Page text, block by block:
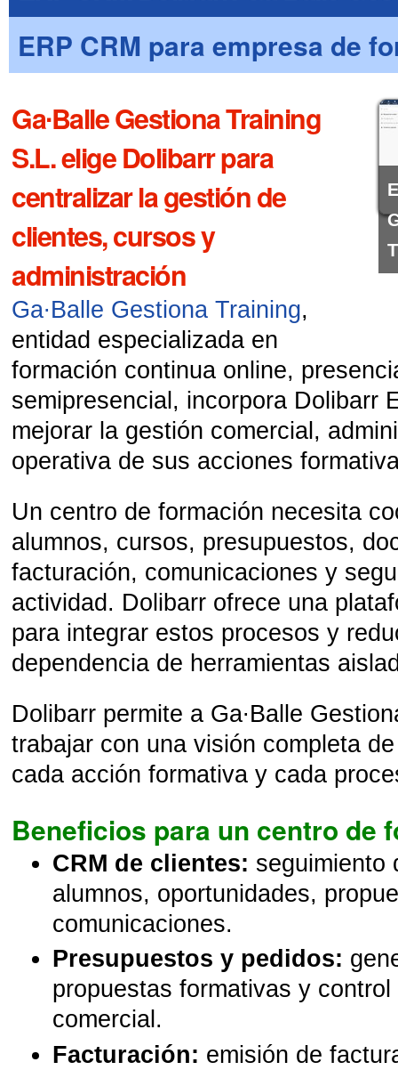
ERP CRM para empresa de
Ga∙Balle Gestiona Training
S.L. elige Dolibarr para
centralizar la gestión de
clientes, cursos y
administración
Ga∙Balle Gestiona Training,
entidad especializada en
formación continua online,
semipresencial, incorpora Dolibarr
mejorar la gestión comercial,
operativa de sus acciones
Un centro de formación necesita
alumnos, cursos, presupuestos,
facturación, comunicaciones y
actividad. Dolibarr ofrece una
para integrar estos procesos y
dependencia de herramientas
Dolibarr permite a Ga∙Balle
trabajar con una visión completa
cada acción formativa y cada
Beneficios para un centro de
CRM de clientes: seguimiento
alumnos, oportunidades,
comunicaciones.
Presupuestos y pedidos:
propuestas formativas y
comercial.
Facturación: emisión de